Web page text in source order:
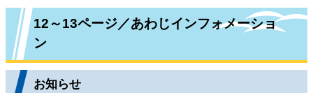
12～13ページ／あわじインフォメーショ
ン
お知らせ